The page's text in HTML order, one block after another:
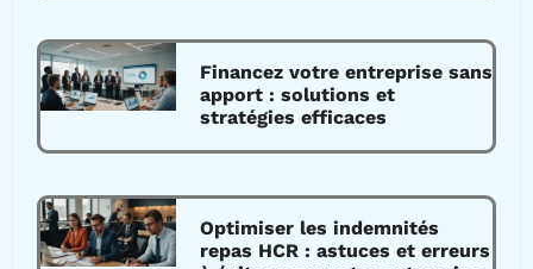
Financez votre entreprise sans
apport : solutions et
stratégies efficaces
Optimiser les indemnités
repas HCR : astuces et erreurs